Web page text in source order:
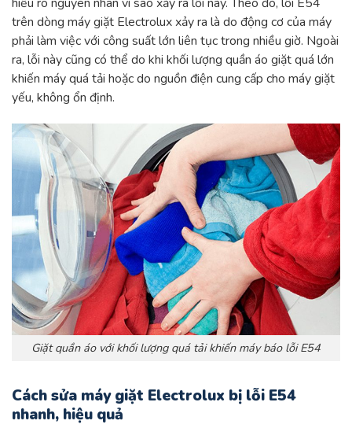
trên dòng máy giặt Electrolux xảy ra là do động cơ của máy
phải làm việc với công suất lớn liên tục trong nhiều giờ. Ngoài
ra, lỗi này cũng có thể do khi khối lượng quần áo giặt quá lớn
khiến máy quá tải hoặc do nguồn điện cung cấp cho máy giặt
yếu, không ổn định.
Giặt quần áo với khối lượng quá tải khiến máy báo lỗi E54
Cách sửa máy giặt Electrolux bị lỗi E54
nhanh, hiệu quả